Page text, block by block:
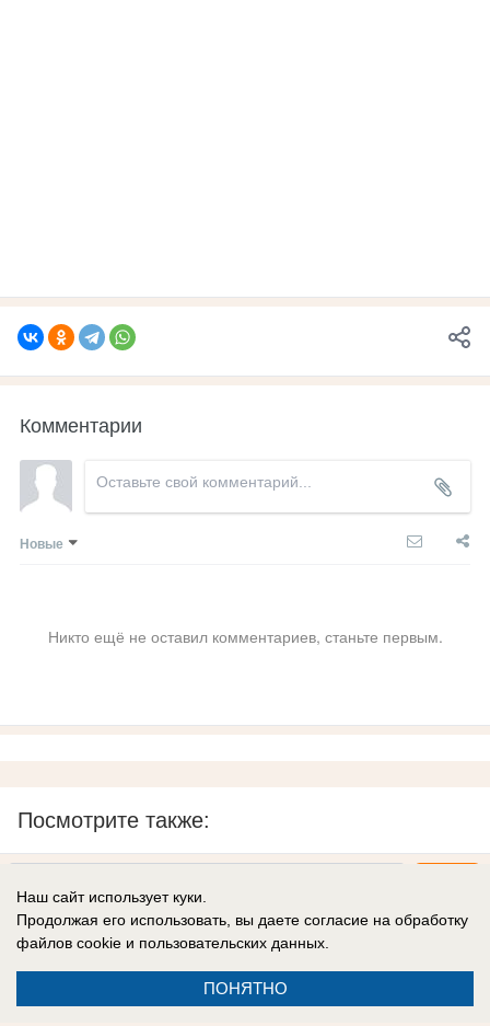
Комментарии
Новые
Никто ещё не оставил комментариев, станьте первым.
Посмотрите также:
Реклама на сайте Вакансии
Наш сайт использует куки.
Продолжая его использовать, вы даете согласие на обработку
файлов cookie и пользовательских данных.
ПОНЯТНО